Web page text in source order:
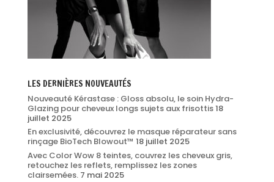
LES DERNIÈRES NOUVEAUTÉS
Nouveauté Kérastase : Gloss absolu, le soin Hydra-
Glazing pour cheveux longs sujets aux frisottis18
juillet 2025
En exclusivité, découvrez le masque réparateur sans
rinçage BioTech Blowout™ 18 juillet 2025
Avec Color Wow 8 teintes, couvrez les cheveux gris,
retouchez les reflets, remplissez les zones
clairsemées. 7 mai 2025